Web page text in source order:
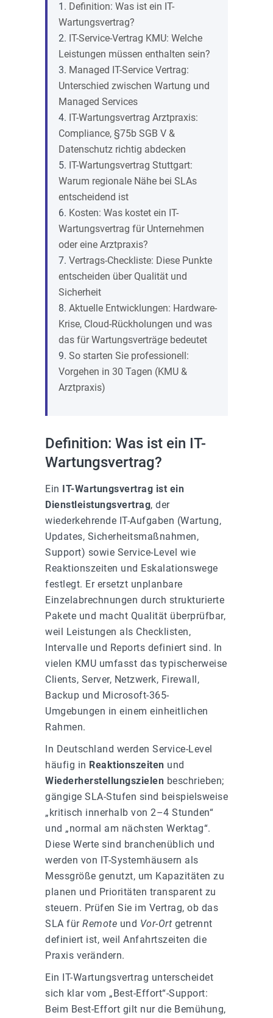
Definition: Was ist ein IT-
Wartungsvertrag?
IT-Service-Vertrag KMU: Welche
Leistungen müssen enthalten sein?
Managed IT-Service Vertrag:
Unterschied zwischen Wartung und
Managed Services
IT-Wartungsvertrag Arztpraxis:
Compliance, §75b SGB V &
Datenschutz richtig abdecken
IT-Wartungsvertrag Stuttgart:
Warum regionale Nähe bei SLAs
entscheidend ist
Kosten: Was kostet ein IT-
Wartungsvertrag für Unternehmen
oder eine Arztpraxis?
Vertrags-Checkliste: Diese Punkte
entscheiden über Qualität und
Sicherheit
Aktuelle Entwicklungen: Hardware-
Krise, Cloud-Rückholungen und was
das für Wartungsverträge bedeutet
So starten Sie professionell:
Vorgehen in 30 Tagen (KMU &
Arztpraxis)
Definition: Was ist ein IT-
Wartungsvertrag?
Ein IT-Wartungsvertrag ist ein
Dienstleistungsvertrag, der
wiederkehrende IT-Aufgaben (Wartung,
Updates, Sicherheitsmaßnahmen,
Support) sowie Service-Level wie
Reaktionszeiten und Eskalationswege
festlegt. Er ersetzt unplanbare
Einzelabrechnungen durch strukturierte
Pakete und macht Qualität überprüfbar,
weil Leistungen als Checklisten,
Intervalle und Reports definiert sind. In
vielen KMU umfasst das typischerweise
Clients, Server, Netzwerk, Firewall,
Backup und Microsoft-365-
Umgebungen in einem einheitlichen
Rahmen.
In Deutschland werden Service-Level
häufig in Reaktionszeiten und
Wiederherstellungszielen beschrieben;
gängige SLA-Stufen sind beispielsweise
„kritisch innerhalb von 2–4 Stunden“
und „normal am nächsten Werktag“.
Diese Werte sind branchenüblich und
werden von IT-Systemhäusern als
Messgröße genutzt, um Kapazitäten zu
planen und Prioritäten transparent zu
steuern. Prüfen Sie im Vertrag, ob das
SLA für Remote und Vor-Ort getrennt
definiert ist, weil Anfahrtszeiten die
Praxis verändern.
Ein IT-Wartungsvertrag unterscheidet
sich klar vom „Best-Effort“-Support:
Beim Best-Effort gilt nur die Bemühung,